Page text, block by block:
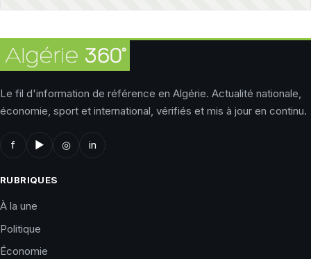
Le fil d'information de référence en Algérie. Actualité nationale,
économie, sport et international, vérifiés et mis à jour en continu.
f ▶ ◎ in
RUBRIQUES
À la une
Politique
Économie